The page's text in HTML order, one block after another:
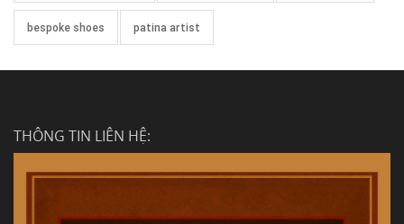
bespoke shoes patina artist
THÔNG TIN LIÊN HỆ: